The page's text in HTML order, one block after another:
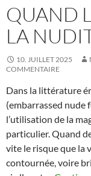
QUAND
LA
10. JUILLET 2025
COMMENTAIRE
Dans la littérature
(embarrassed nude
l’utilisation de la
particulier. Quand
vite le risque que la
contournée, voire